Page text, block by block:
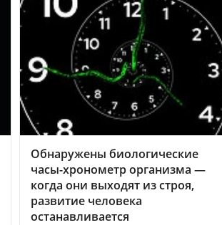
Обнаружены биологические
часы-хронометр организма —
когда они выходят из строя,
развитие человека
останавливается